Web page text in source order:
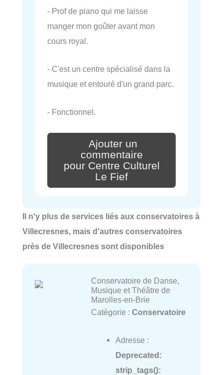
- Prof de piano qui me laisse
manger mon goûter avant mon
cours royal.
- C'est un centre spécialisé dans la
musique et entouré d'un grand parc.
- Fonctionnel.
Ajouter un
commentaire
pour Centre Culturel
Le Fief
Il n'y plus de services liés aux conservatoires à
Villecresnes, mais d'autres conservatoires
près de Villecresnes sont disponibles
Conservatoire de Danse,
Musique et Théâtre de
Marolles-en-Brie
Catégorie : Conservatoire
Adresse :
Deprecated:
strip_tags():